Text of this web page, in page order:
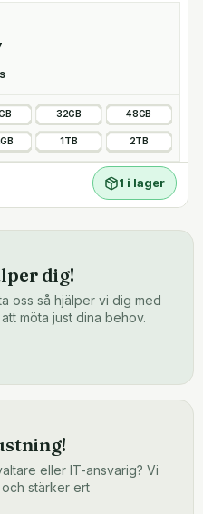
32GB 48GB
1TB 2TB
1 i lager
dig!
oss så hjälper vi dig med
möta just dina behov.
eller IT-ansvarig? Vi
stärker ert